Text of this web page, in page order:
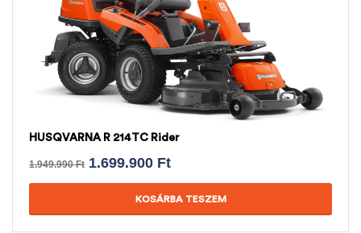
HUSQVARNA R 214TC Rider
1.949.990Ft 1.699.900 Ft
KOSÁRBA TESZEM